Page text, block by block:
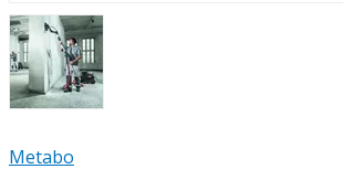
Metabo